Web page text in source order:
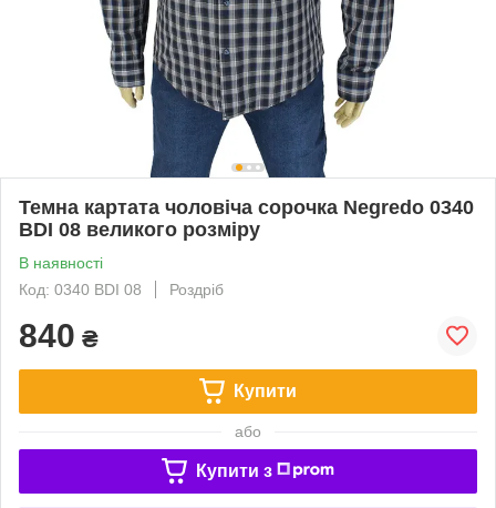
Темна картата чоловіча сорочка Negredo 0340
BDI 08 великого розміру
В наявності
Код: 0340 BDI 08
Роздріб
840 ₴
Купити
або
Купити з